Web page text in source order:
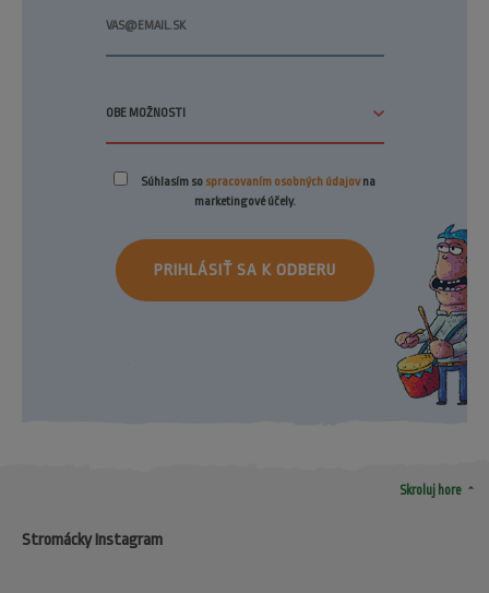
Súhlasím so spracovaním osobných údajovna
marketingové účely.
PRIHLÁSIŤ SA K ODBERU
Skroluj hore arrow_drop_up
Stromácky Instagram